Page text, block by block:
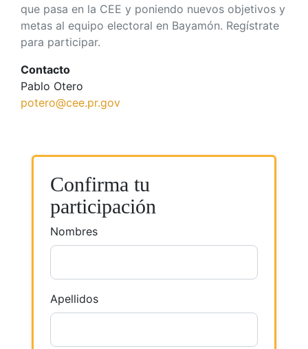
que pasa en la CEE y poniendo nuevos objetivos y
metas al equipo electoral en Bayamón. Regístrate
para participar.
Contacto
Pablo Otero
potero@cee.pr.gov
Confirma tu
participación
Nombres
Apellidos